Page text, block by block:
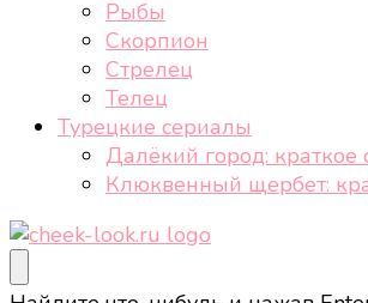
Рыбы
Скорпион
Стрелец
Телец
Турецкие сериалы
Далёкий город: краткое
Клюквенный щербет:
cheek-look.ru
Женский сайт о звездах и кино, а